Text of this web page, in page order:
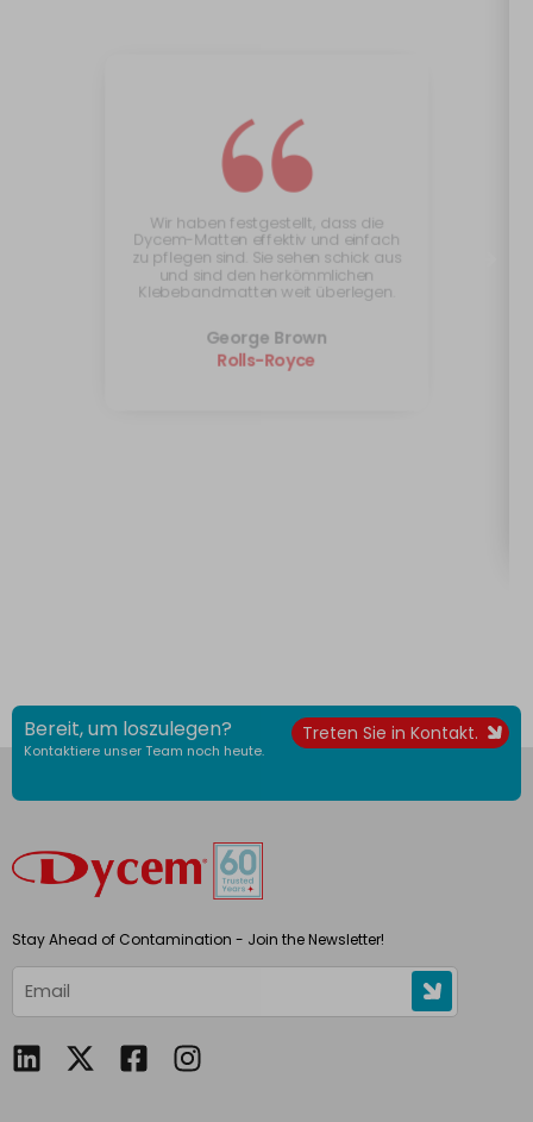
“
Wir haben festgestellt, dass die
Dycem-Matten effektiv und einfach
zu pflegen sind. Sie sehen schick aus
und sind den herkömmlichen
Klebebandmatten weit überlegen.
George Brown
Rolls-Royce
Bereit, um loszulegen?
Kontaktiere unser Team noch heute.
Treten Sie in Kontakt.
Stay Ahead of Contamination - Join the Newsletter!
L F I